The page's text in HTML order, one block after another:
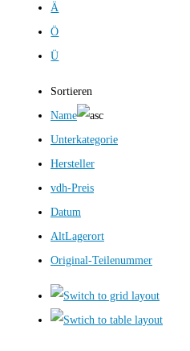
Ä
Ö
Ü
Sortieren
Name
Unterkategorie
Hersteller
vdh-Preis
Datum
AltLagerort
Original-Teilenummer